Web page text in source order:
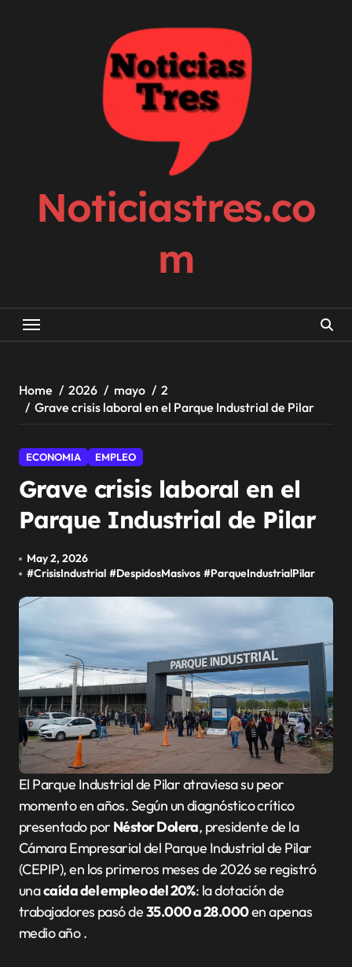
Noticiastres.co
m
Home 2026 mayo
2
Grave crisis laboral en el Parque Industrial de Pilar
ECONOMIA EMPLEO
Grave crisis laboral en el
Parque Industrial de Pilar
May 2, 2026
#CrisisIndustrial #DespidosMasivos #ParqueIndustrialPilar
El Parque Industrial de Pilar atraviesa su peor
momento en años. Según un diagnóstico crítico
presentado por Néstor Dolera, presidente de la
Cámara Empresarial del Parque Industrial de Pilar
(CEPIP), en los primeros meses de 2026 se registró
unacaída del empleo del 20%: la dotación de
trabajadores pasó de35.000 a 28.000en apenas
medio año.